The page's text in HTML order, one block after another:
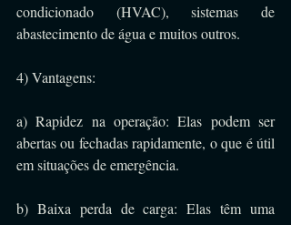
condicionado (HVAC), sistemas de
abastecimento de água e muitos outros.
4) Vantagens:
a) Rapidez na operação: Elas podem ser
abertas ou fechadas rapidamente, o que é útil
em situações de emergência.
b) Baixa perda de carga: Elas têm uma